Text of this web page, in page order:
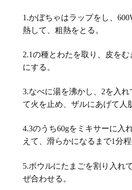
1.かぼちゃはラップをし、
熱して、粗熱をとる。
2.1の種とわたを取り、皮をむ
にする。
3.なべに湯を沸かし、 2を入
て火を止め、ザルにあげて人
4.3のうち60gをミキサーに入
えて、滑らかになるまで1分程
5.ボウルにたまごを割り入れて
ぜ合わせる。